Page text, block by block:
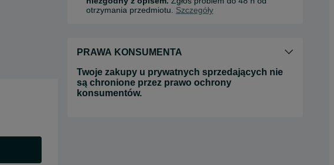
otrzymania przedmiotu. Szczegóły
PRAWA KONSUMENTA
Twoje zakupy u prywatnych sprzedających nie
są chronione przez prawo ochrony
konsumentów.